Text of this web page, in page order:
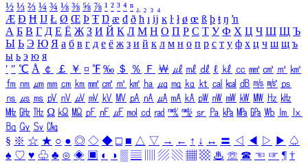
½ ⅓ ⅔ ¼ ¾ ⅛ ⅜ ⅝ ⅞ ¹ ² ³ ⁴ ⁿ ₁ ₂ ₃ ₄
Æ Ð Ħ Ĳ Ł Ø Œ Þ Ŧ Ŋ æ đ ð ħ ı ĳ ĸ ŀ ł ø œ ß þ ŧ ŋ ŉ
А Б В Г Д Е Ё Ж З И Й К Л М Н О П Р С Т У Ф Х Ц Ч Ш Щ Ъ
Ы Ь Э Ю Я а б в г д е ё ж з и й к л м н о п р с т у ф х ц ч ш щ ъ
ы ь э ю я
′ ″ ℃ Å ￠ ￡ ￥ ¤ ℉ ‰ ＄ ％ Ｆ ￦ ㎕ ㎖ ㎗ ℓ ㎘ ㏄ ㎣ ㎤ ㎥ ㎦
㎙ ㎚ ㎛ ㎜ ㎝ ㎞ ㎟ ㎠ ㎡ ㎢ ㏊ ㎍ ㎎ ㎏ ㏏ ㎈ ㎉ ㏈ ㎧ ㎨ ㎰
㎱ ㎲ ㎳ ㎴ ㎵ ㎶ ㎷ ㎸ ㎹ ㎀ ㎁ ㎂ ㎃ ㎄ ㎺ ㎻ ㎽ ㎾ ㎿ ㎐ ㎑
㎒ ㎓ ㎔ Ω ㏀ ㏁ ㎊ ㎋ ㎌ ㏖ ㏅ ㎭ ㎮ ㎯ ㏛ ㎩ ㎪ ㎫ ㎬ ㏝ ㏐
㏓
㏃ ㏉ ㏜ ㏆
§ ※ ☆ ★ ○ ● ◎ ◇ ◆ □ ■ △ ▽ → ← ↑ ↓ ↔ 〓 ◁ ◀ ▷ ▶ ♤
♠ ♡ ♥ ♧ ♣ ⊙ ◈ ▣ ◐ ◑ ▒ ▤ ▨ ▧ ▦ ▩ ♨ ☏ ☎ ☜ ☞ ¶ †